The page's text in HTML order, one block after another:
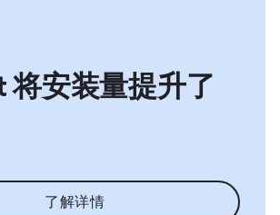
将安装量提升了
了解详情